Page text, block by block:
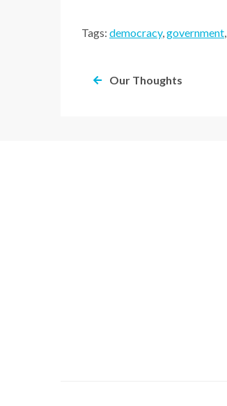
Tags: democracy,government,
Our Thoughts